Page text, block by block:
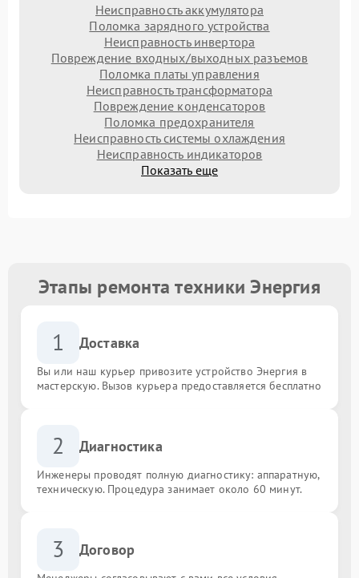
Неисправность аккумулятора
Поломка зарядного устройства
Неисправность инвертора
Повреждение входных/выходных разъемов
Поломка платы управления
Неисправность трансформатора
Повреждение конденсаторов
Поломка предохранителя
Неисправность системы охлаждения
Неисправность индикаторов
Показать еще
Этапы ремонта техники Энергия
1 Доставка
Вы или наш курьер привозите устройство Энергия в
мастерскую. Вызов курьера предоставляется бесплатно
2 Диагностика
Инженеры проводят полную диагностику: аппаратную,
техническую. Процедура занимает около 60 минут.
3 Договор